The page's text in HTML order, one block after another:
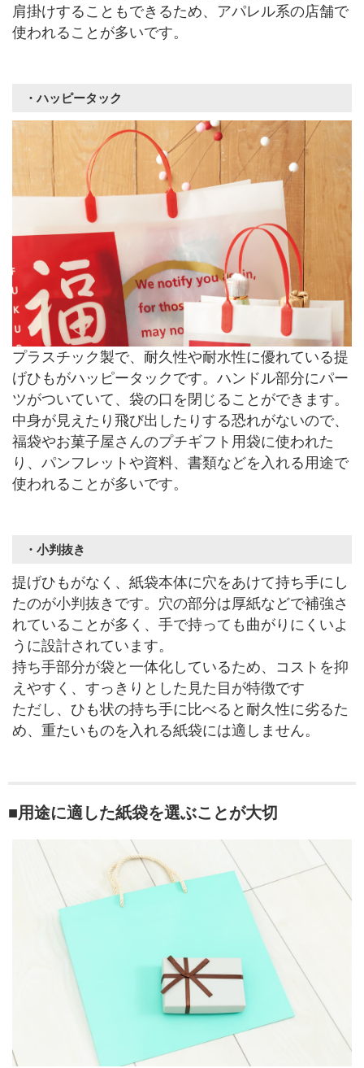
肩掛けすることもできるため、アパレル系の店舗で
使われることが多いです。
・ハッピータック
プラスチック製で、耐久性や耐水性に優れている提
げひもがハッピータックです。ハンドル部分にパー
ツがついていて、袋の口を閉じることができます。
中身が見えたり飛び出したりする恐れがないので、
福袋やお菓子屋さんのプチギフト用袋に使われた
り、パンフレットや資料、書類などを入れる用途で
使われることが多いです。
・小判抜き
提げひもがなく、紙袋本体に穴をあけて持ち手にし
たのが小判抜きです。穴の部分は厚紙などで補強さ
れていることが多く、手で持っても曲がりにくいよ
うに設計されています。
持ち手部分が袋と一体化しているため、コストを抑
えやすく、すっきりとした見た目が特徴です
ただし、ひも状の持ち手に比べると耐久性に劣るた
め、重たいものを入れる紙袋には適しません。
■用途に適した紙袋を選ぶことが大切